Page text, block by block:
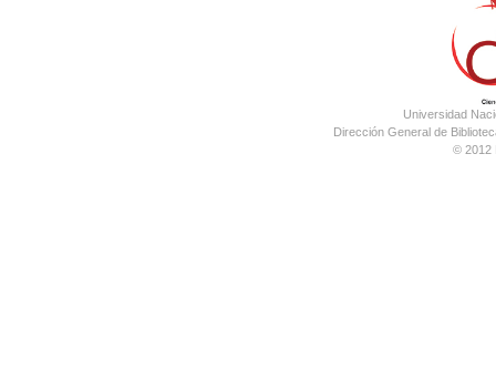
Universidad
Dirección General de
© 2012